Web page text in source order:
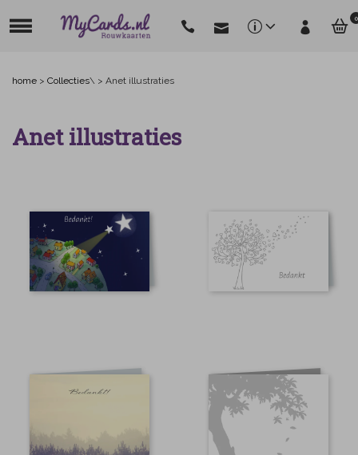
0
home > Collecties\ > Anet illustraties
Anet illustraties